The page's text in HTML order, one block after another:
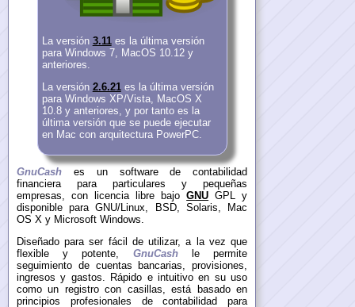
La versión 3.11es la última versión
para Windows 7, MacOS 10.12 y
anteriores.
La versión 2.6.21es la última versión
para Windows XP/Vista, MacOS X
10.8 y anteriores, y por tanto es la
última versión que se puede ejecutar
en Mac con arquitectura PowerPC.
GnuCash es un software de contabilidad
financiera para particulares y pequeñas
empresas, con licencia libre bajoGNU GPL y
disponible para GNU/Linux, BSD, Solaris, Mac
OS X y Microsoft Windows.
Diseñado para ser fácil de utilizar, a la vez que
flexible y potente, GnuCashle permite
seguimiento de cuentas bancarias, provisiones,
ingresos y gastos. Rápido e intuitivo en su uso
como un registro con casillas, está basado en
principios profesionales de contabilidad para